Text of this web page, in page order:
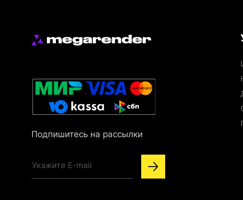
Подпишитесь на рассылки